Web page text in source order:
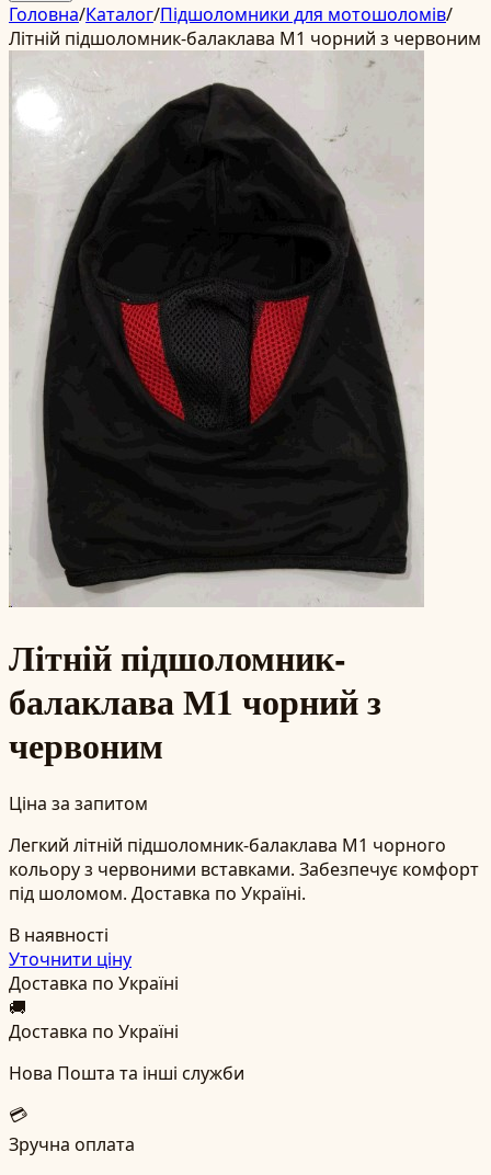
Головна/Каталог/Підшоломники для мотошоломів/
Літній підшоломник-балаклава М1 чорний з червоним
Літній підшоломник-
балаклава М1 чорний з
червоним
Ціна за запитом
Легкий літній підшоломник-балаклава М1 чорного
кольору з червоними вставками. Забезпечує комфорт
під шоломом. Доставка по Україні.
В наявності
Уточнити ціну
Доставка по Україні
🚚
Доставка по Україні
Нова Пошта та інші служби
💳
Зручна оплата